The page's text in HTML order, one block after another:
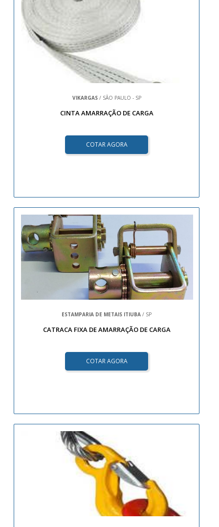
VIKARGAS/ SÃO PAULO - SP
CINTA AMARRAÇÃO DE CARGA
COTAR AGORA
ESTAMPARIA DE METAIS ITIUBA / SP
CATRACA FIXA DE AMARRAÇÃO DE CARGA
COTAR AGORA